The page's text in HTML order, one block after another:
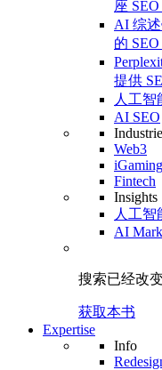
座
AI 综
的
提供
人工智
AI SEO
Web3
iGaming
Fintech
Insights
人工智
AI
搜索已经改变
获取本书
Expertise
Info